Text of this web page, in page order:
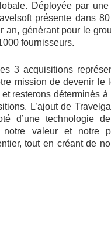
Déployée par
présente dans
an, générant pour le
fournisseurs.
3 acquisitions
mission de devenir
resterons déterminés
L’ajout de
d’une technologie
notre valeur et
tout en créant de